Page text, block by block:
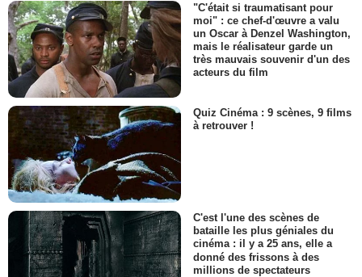
"C'était si traumatisant pour
moi" : ce chef-d'œuvre a valu
un Oscar à Denzel Washington,
mais le réalisateur garde un
très mauvais souvenir d'un des
acteurs du film
Quiz Cinéma : 9 scènes, 9 films
à retrouver !
C'est l'une des scènes de
bataille les plus géniales du
cinéma : il y a 25 ans, elle a
donné des frissons à des
millions de spectateurs